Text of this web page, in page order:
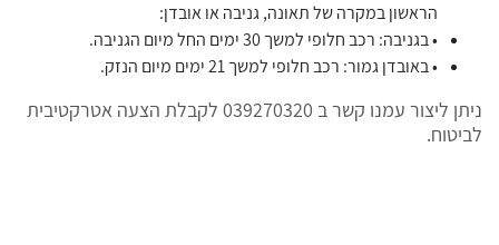
הראשון במקרה של תאונה, גניבה או אובדן:
• בגניבה: רכב חלופי למשך 30 ימים החל מיום הגניבה.
• באובדן גמור: רכב חלופי למשך 21 ימים מיום הנזק.
ניתן ליצור עמנו קשר ב 039270320 לקבלת הצעה אטרקטיבית
לביטוח.